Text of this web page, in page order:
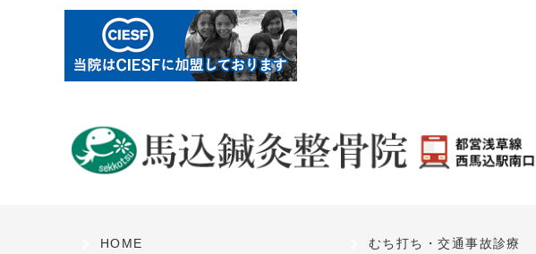
HOME むち打ち・交通事故診療